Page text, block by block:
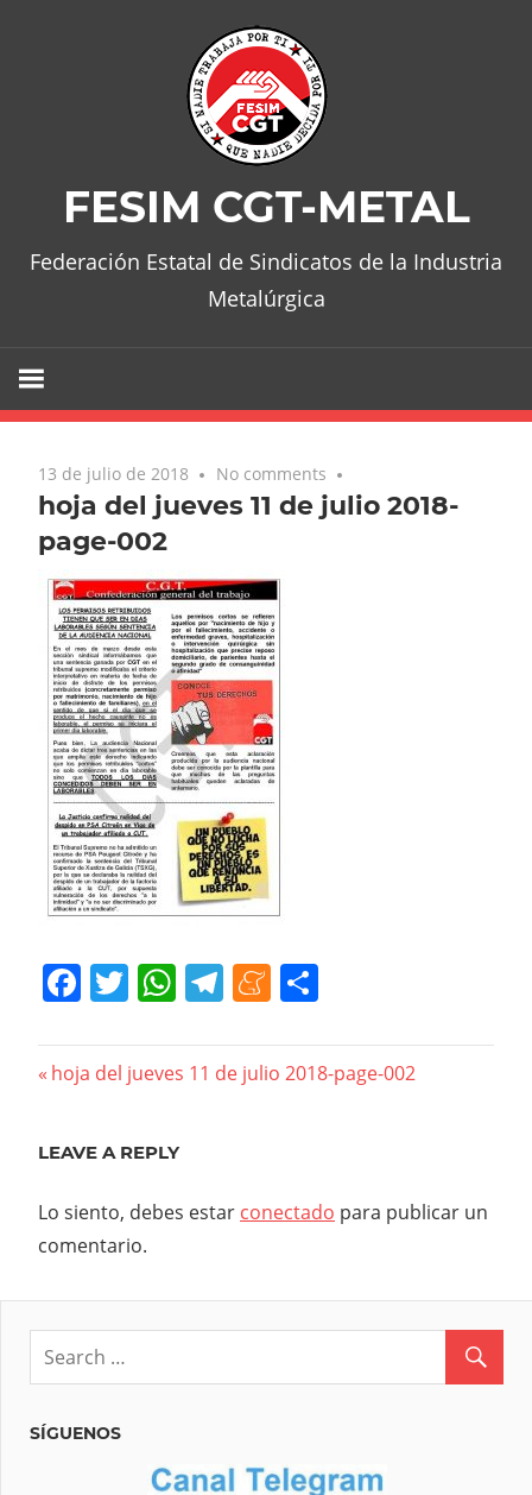
FESIM CGT-METAL
Federación Estatal de Sindicatos de la Industria
Metalúrgica
13 de julio de 2018 No comments
hoja del jueves 11 de julio 2018-
page-002
Facebook
Twitter
WhatsApp
Telegram
Meneame
Navegación
entradas
Previous
hoja del jueves 11 de julio 2018-page-002
LEAVE A REPLY
Lo siento, debes estar conectado para publicar un
comentario.
SÍGUENOS